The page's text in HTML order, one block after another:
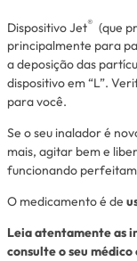
Dispositivo Jet® (que
principalmente para
a deposição das
dispositivo em “L”.
para você.
Se o seu inalador é
mais, agitar bem e
funcionando
O medicamento é de
Leia atentamente as
consulte o seu